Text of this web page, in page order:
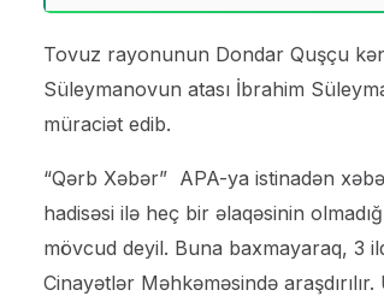
Tovuz rayonunun Dondar Quşçu
Süleymanovun atası İbrahim
müraciət edib.
“Qərb Xəbər” APA-ya istinadən
hadisəsi ilə heç bir əlaqəsinin
mövcud deyil. Buna baxmayaraq, 3
Cinayətlər Məhkəməsində